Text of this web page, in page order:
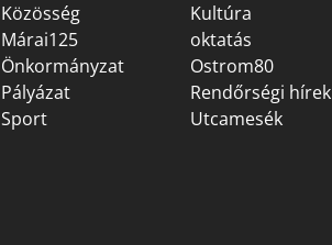
Közösség
Kultúra
Márai125
oktatás
Önkormányzat
Ostrom80
Pályázat
Rendőrségi hírek
Sport
Utcamesék